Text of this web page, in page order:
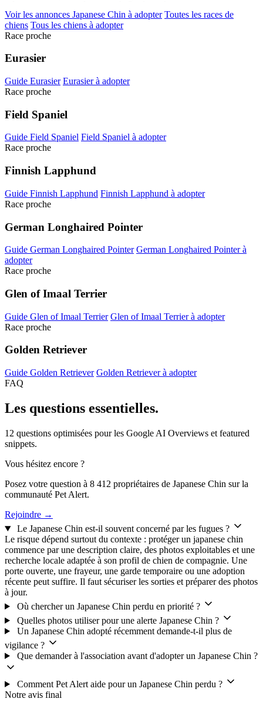
Voir les annonces Japanese Chin à adopter Toutes les races de
chiens Tous les chiens à adopter
Race proche
Eurasier
Guide Eurasier Eurasier à adopter
Race proche
Field Spaniel
Guide Field Spaniel Field Spaniel à adopter
Race proche
Finnish Lapphund
Guide Finnish Lapphund Finnish Lapphund à adopter
Race proche
German Longhaired Pointer
Guide German Longhaired Pointer German Longhaired Pointer à
adopter
Race proche
Glen of Imaal Terrier
Guide Glen of Imaal Terrier Glen of Imaal Terrier à adopter
Race proche
Golden Retriever
Guide Golden Retriever Golden Retriever à adopter
FAQ
Les questions essentielles.
12 questions optimisées pour les Google AI Overviews et featured
snippets.
Vous hésitez encore ?
Posez votre question à 8 412 propriétaires de Japanese Chin sur la
communauté Pet Alert.
Rejoindre →
Le Japanese Chin est-il souvent concerné par les fugues ?
Le risque dépend surtout du contexte : protéger un japanese chin
commence par une description claire, des photos exploitables et une
recherche locale adaptée à son profil de chien de compagnie. Une
porte ouverte, une frayeur, une garde temporaire ou une adoption
récente peut suffire. Il faut sécuriser les sorties et préparer des photos
à jour.
Où chercher un Japanese Chin perdu en priorité ?
Quelles photos utiliser pour une alerte Japanese Chin ?
Un Japanese Chin adopté récemment demande-t-il plus de
vigilance ?
Que demander à l'association avant d'adopter un Japanese Chin ?
Comment Pet Alert aide pour un Japanese Chin perdu ?
Notre avis final